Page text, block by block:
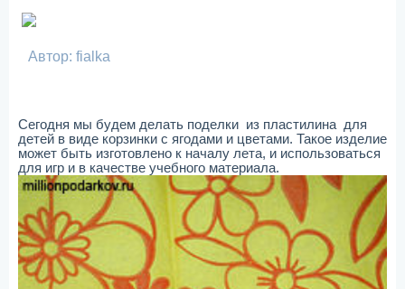
Автор: fialka
Сегодня мы будем делать поделки из пластилина для
детей в виде корзинки с ягодами и цветами. Такое изделие
может быть изготовлено к началу лета, и использоваться
для игр и в качестве учебного материала.